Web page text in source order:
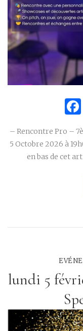
– Rencontre Pro –
5 Octobre 2026 à
en bas de cet
lundi 5